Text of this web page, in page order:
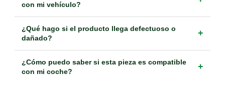
con mi vehículo?
¿Qué hago si el producto llega defectuoso o
dañado?
+
¿Cómo puedo saber si esta pieza es compatible
con mi coche?
+